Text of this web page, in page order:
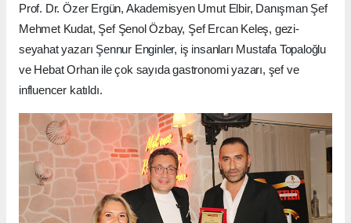
Prof. Dr. Özer Ergün, Akademisyen Umut Elbir, Danışman Şef
Mehmet Kudat, Şef Şenol Özbay, Şef Ercan Keleş, gezi-
seyahat yazarı Şennur Enginler, iş insanları Mustafa Topaloğlu
ve Hebat Orhan ile çok sayıda gastronomi yazarı, şef ve
influencer katıldı.